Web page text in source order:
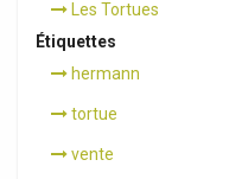
Les Tortues
Étiquettes
hermann
tortue
vente